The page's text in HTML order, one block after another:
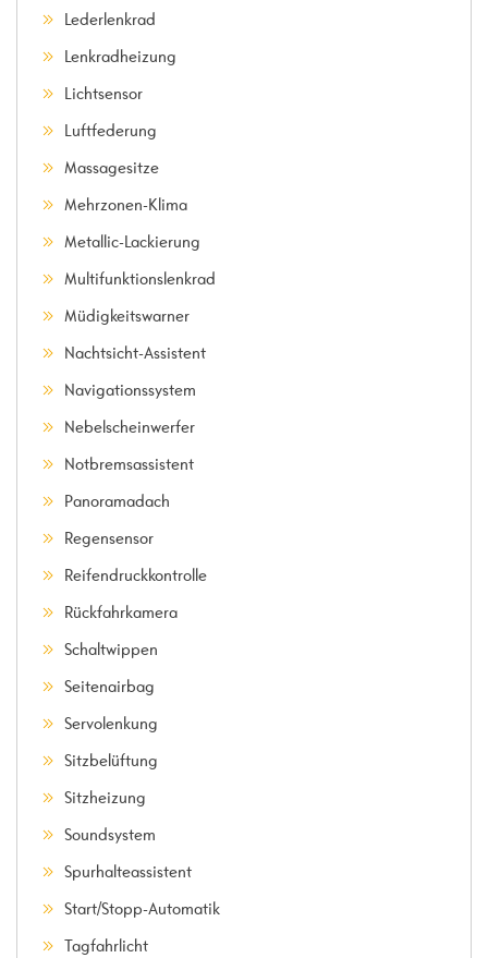
Lederlenkrad
Lenkradheizung
Lichtsensor
Luftfederung
Massagesitze
Mehrzonen-Klima
Metallic-Lackierung
Multifunktionslenkrad
Müdigkeitswarner
Nachtsicht-Assistent
Navigationssystem
Nebelscheinwerfer
Notbremsassistent
Panoramadach
Regensensor
Reifendruckkontrolle
Rückfahrkamera
Schaltwippen
Seitenairbag
Servolenkung
Sitzbelüftung
Sitzheizung
Soundsystem
Spurhalteassistent
Start/Stopp-Automatik
Tagfahrlicht